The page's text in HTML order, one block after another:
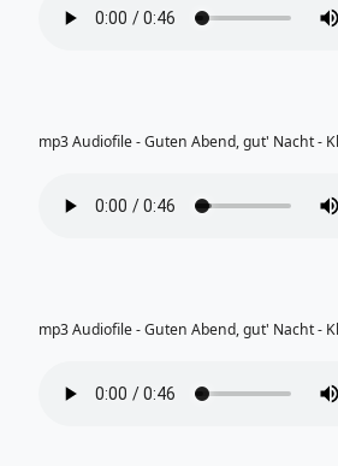
mp3 Audiofile - Guten Abend, gut' Nacht -
mp3 Audiofile - Guten Abend, gut' Nacht -